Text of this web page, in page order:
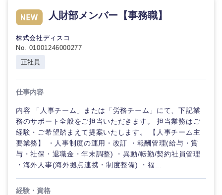
人財部メンバー【事務職】
株式会社ディスコ
No. 01001246000277
正社員
仕事内容
内容 「人事チーム」または「労務チーム」にて、下記業
務のサポート全般をご担当いただきます。 担当業務はご
経験・ご希望踏まえて提案いたします。 【人事チーム主
要業務】 ・人事制度の運用・改訂 ・報酬管理(給与・賞
与・社保・退職金・年末調整) ・異動/転勤/契約社員管理
・海外人事(海外拠点連携・制度整備) ・福...
経験・資格